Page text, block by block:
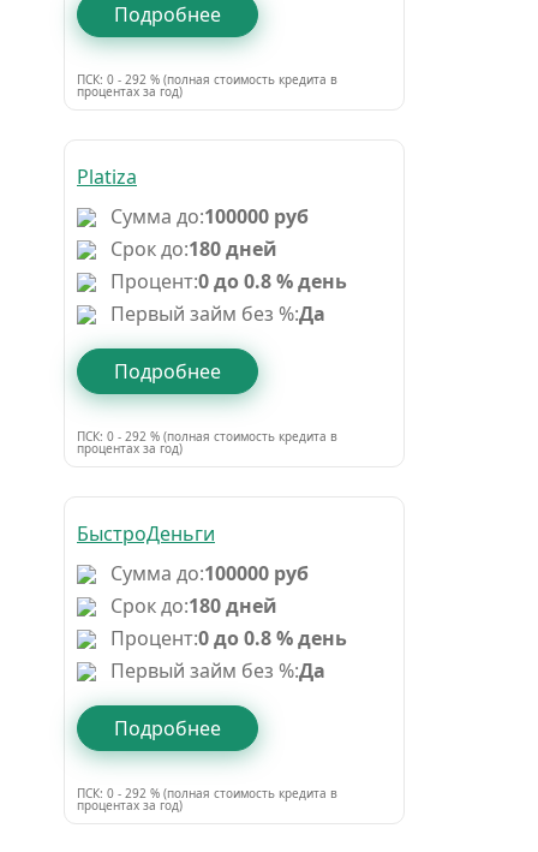
Подробнее
ПСК: 0 - 292 % (полная стоимость кредита в
процентах за год)
Platiza
Сумма до:100000 руб
Срок до:180 дней
Процент:0 до 0.8 % день
Первый займ без %:Да
Подробнее
ПСК: 0 - 292 % (полная стоимость кредита в
процентах за год)
БыстроДеньги
Сумма до:100000 руб
Срок до:180 дней
Процент:0 до 0.8 % день
Первый займ без %:Да
Подробнее
ПСК: 0 - 292 % (полная стоимость кредита в
процентах за год)